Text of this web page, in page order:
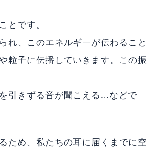
とです。
れ、このエネルギーが伝わること
粒子に伝播していきます。この振
引きずる音が聞こえる...などで
ため、私たちの耳に届くまでに空